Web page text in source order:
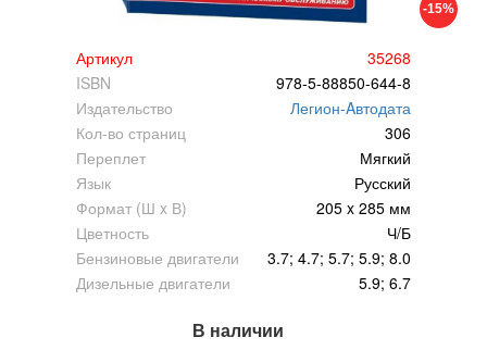
-15%
Артикул
35268
ISBN
978-5-88850-644-8
Издательство
Легион-Aвтодата
Кол-во страниц
306
Переплет
Мягкий
Язык
Русский
Формат (Ш x В)
205 x 285 мм
Цветность
Ч/Б
Бензиновые двигатели
3.7; 4.7; 5.7; 5.9; 8.0
Дизельные двигатели
5.9; 6.7
В наличии